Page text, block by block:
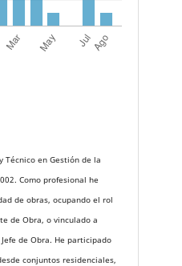
Técnico en Gestión de la
Como profesional he
de obras, ocupando el rol
de Obra, o vinculado a
de Obra. He participado
conjuntos residenciales,